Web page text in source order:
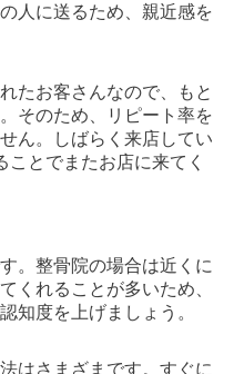
人に送るため、親近感を
たお客さんなので、もと
そのため、リピート率を
ん。しばらく来店してい
とでまたお店に来てく
。整骨院の場合は近くに
くれることが多いため、
知度を上げましょう。
はさまざまです。すぐに